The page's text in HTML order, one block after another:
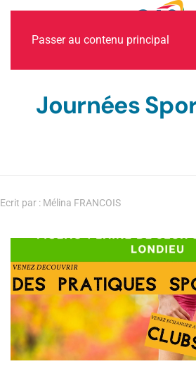
Passer au contenu principal
Journées
Ecrit par : Mélina FRANCOIS